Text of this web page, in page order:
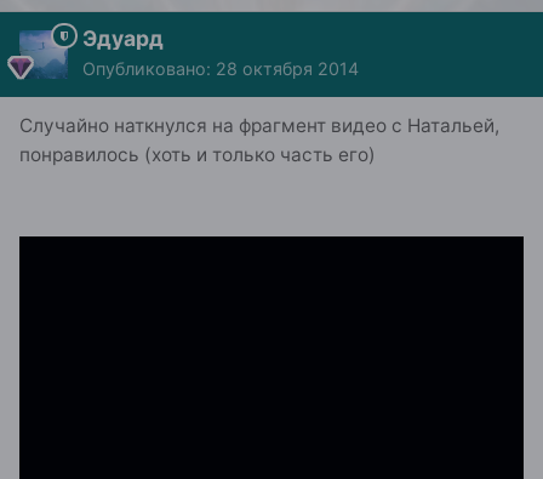
Эдуард
Опубликовано: 28 октября 2014
Случайно наткнулся на фрагмент видео с Натальей,
понравилось (хоть и только часть его)